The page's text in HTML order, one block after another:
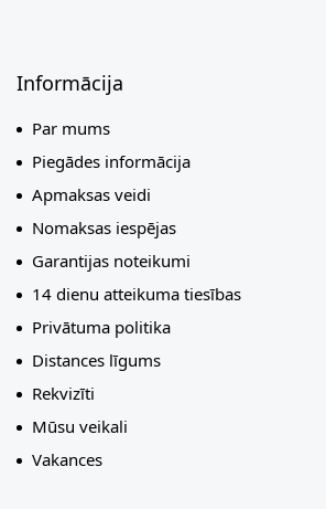
Informācija
Par mums
Piegādes informācija
Apmaksas veidi
Nomaksas iespējas
Garantijas noteikumi
14 dienu atteikuma tiesības
Privātuma politika
Distances līgums
Rekvizīti
Mūsu veikali
Vakances